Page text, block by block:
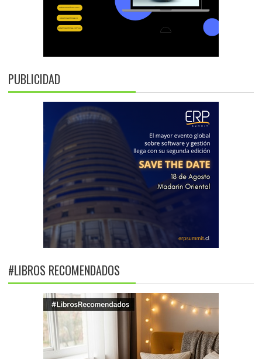
PUBLICIDAD
#LIBROS RECOMENDADOS